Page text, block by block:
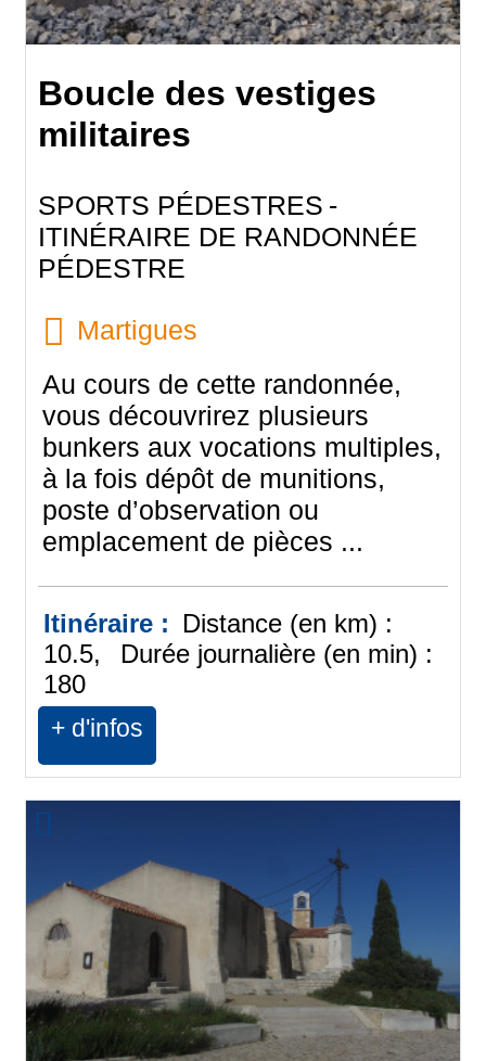
Boucle des vestiges
militaires
SPORTS PÉDESTRES
ITINÉRAIRE DE RANDONNÉE
PÉDESTRE
Martigues
Au cours de cette randonnée,
vous découvrirez plusieurs
bunkers aux vocations multiples,
à la fois dépôt de munitions,
poste d’observation ou
emplacement de pièces ...
Itinéraire : Distance (en km) :
10.5
Durée journalière (en min) :
180
+ d'infos